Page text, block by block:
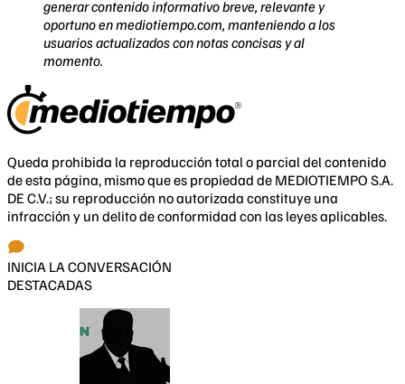
generar contenido informativo breve, relevante y
oportuno en mediotiempo.com, manteniendo a los
usuarios actualizados con notas concisas y al
momento.
Queda prohibida la reproducción total o parcial del contenido
de esta página, mismo que es propiedad de MEDIOTIEMPO S.A.
DE C.V.; su reproducción no autorizada constituye una
infracción y un delito de conformidad con las leyes aplicables.
INICIA LA CONVERSACIÓN
DESTACADAS